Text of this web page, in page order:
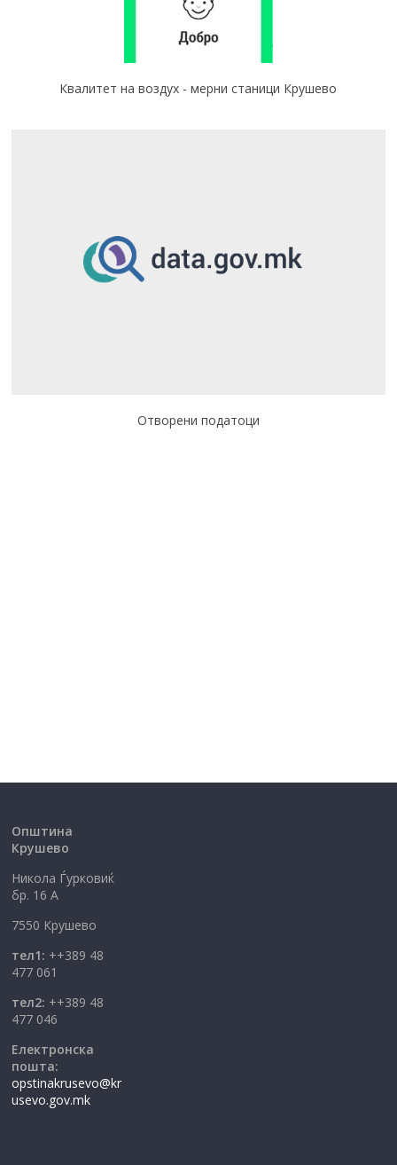
Квалитет на воздух - мерни станици Крушево
Отворени податоци
Општина
Крушево
Никола Ѓурковиќ
бр. 16 А
7550 Крушево
тел1: ++389 48
477 061
тел2: ++389 48
477 046
Електронска
пошта:
opstinakrusevo@kr
usevo.gov.mk